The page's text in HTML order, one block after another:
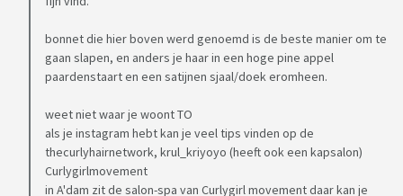
bonnet die hier boven werd genoemd is de beste manier om te
gaan slapen, en anders je haar in een hoge pine appel
paardenstaart en een satijnen sjaal/doek eromheen.
weet niet waar je woont TO
als je instagram hebt kan je veel tips vinden op de
thecurlyhairnetwork, krul_kriyoyo (heeft ook een kapsalon)
Curlygirlmovement
in A'dam zit de salon-spa van Curlygirl movement daar kan je